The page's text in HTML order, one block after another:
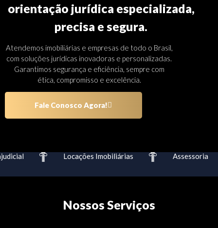
orientação jurídica especializada,
precisa e segura.
Atendemos imobiliárias e empresas de todo o Brasil,
com soluções jurídicas inovadoras e personalizadas.
Garantimos segurança e eficiência, sempre com
ética, compromisso e excelência.
Fale Conosco Agora!
Locações Imobiliárias Assessoria
Nossos Serviços